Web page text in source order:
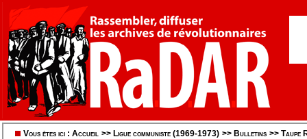
Vous êtes ici : Accueil >> Ligue communiste (1969-1973) >> Bulletins >> Taupe